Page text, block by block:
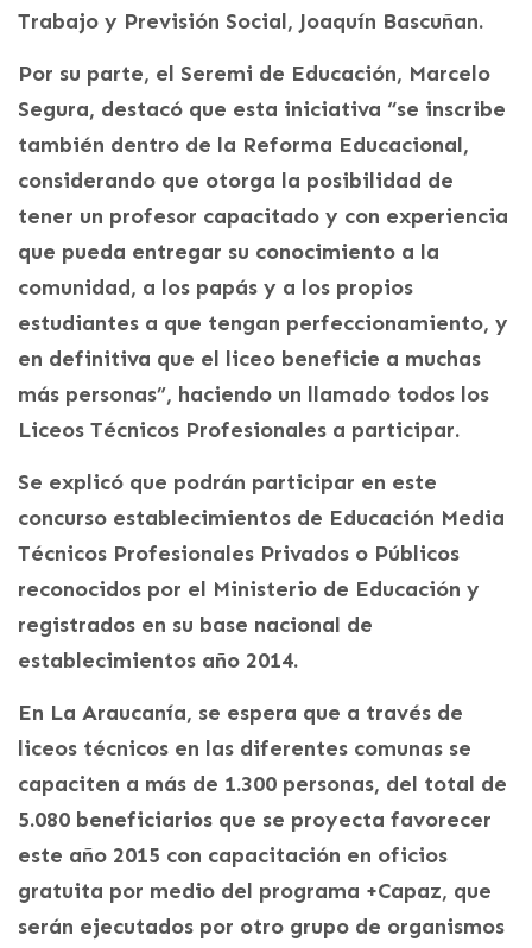
Trabajo y Previsión Social, Joaquín Bascuñan.
Por su parte, el Seremi de Educación, Marcelo
Segura, destacó que esta iniciativa “se inscribe
también dentro de la Reforma Educacional,
considerando que otorga la posibilidad de
tener un profesor capacitado y con experiencia
que pueda entregar su conocimiento a la
comunidad, a los papás y a los propios
estudiantes a que tengan perfeccionamiento, y
en definitiva que el liceo beneficie a muchas
más personas”, haciendo un llamado todos los
Liceos Técnicos Profesionales a participar.
Se explicó que podrán participar en este
concurso establecimientos de Educación Media
Técnicos Profesionales Privados o Públicos
reconocidos por el Ministerio de Educación y
registrados en su base nacional de
establecimientos año 2014.
En La Araucanía, se espera que a través de
liceos técnicos en las diferentes comunas se
capaciten a más de 1.300 personas, del total de
5.080 beneficiarios que se proyecta favorecer
este año 2015 con capacitación en oficios
gratuita por medio del programa +Capaz, que
serán ejecutados por otro grupo de organismos